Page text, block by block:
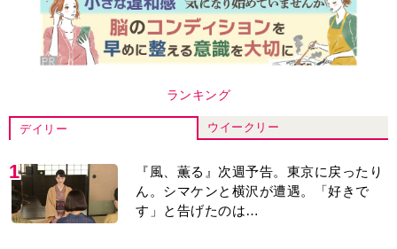
ランキング
デイリー ウイークリー
1
『風、薫る』次週予告。東京に戻ったり
ん。シマケンと横沢が遭遇。「好きで
す」と告げたのは…